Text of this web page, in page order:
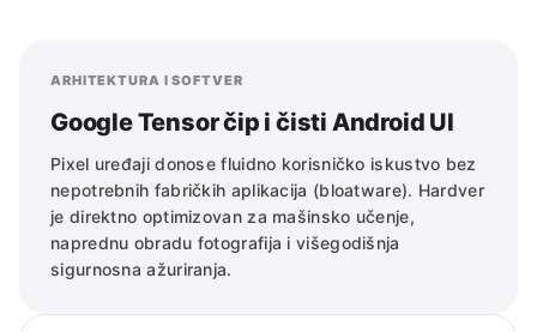
ARHITEKTURA I SOFTVER
Google Tensor čip i čisti Android UI
Pixel uređaji donose fluidno korisničko iskustvo bez
nepotrebnih fabričkih aplikacija (bloatware). Hardver
je direktno optimizovan za mašinsko učenje,
naprednu obradu fotografija i višegodišnja
sigurnosna ažuriranja.